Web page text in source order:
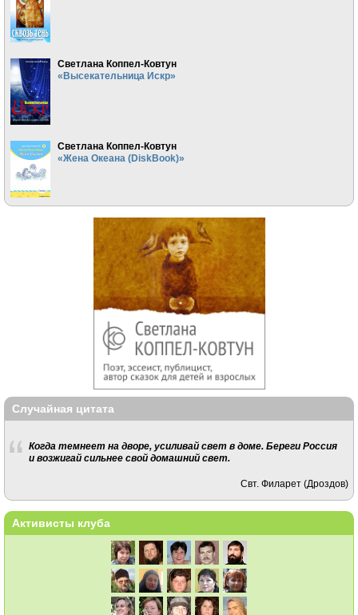
Светлана Коппел-Ковтун
«Высекательница Искр»
Светлана Коппел-Ковтун
«Жена Океана (DiskBook)»
Случайная цитата
Когда темнеет на дворе, усиливай свет в доме. Береги Россия
и возжигай сильнее свой домашний свет.
Свт. Филарет (Дроздов)
Активисты клуба